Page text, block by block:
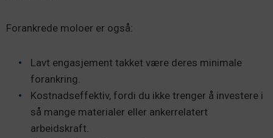
Forankrede moloer er også:
Lavt engasjement takket være deres minimale
forankring.
Kostnadseffektiv, fordi du ikke trenger å investere i
så mange materialer eller ankerrelatert
arbeidskraft.